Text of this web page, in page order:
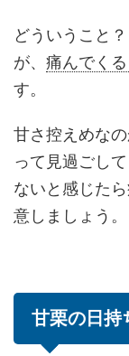
どういうこと
が、 痛んでく
す。
甘さ控えめな
って見過ごし
ないと感じた
意しましょう。
甘栗の日持